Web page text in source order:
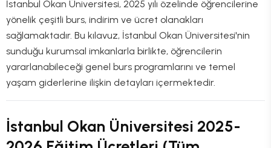
İstanbul Okan Üniversitesi, 2025 yılı özelinde öğrencilerine
yönelik çeşitli burs, indirim ve ücret olanakları
sağlamaktadır. Bu kılavuz, İstanbul Okan Üniversitesi'nin
sunduğu kurumsal imkanlarla birlikte, öğrencilerin
yararlanabileceği genel burs programlarını ve temel
yaşam giderlerine ilişkin detayları içermektedir.
İstanbul Okan Üniversitesi 2025-